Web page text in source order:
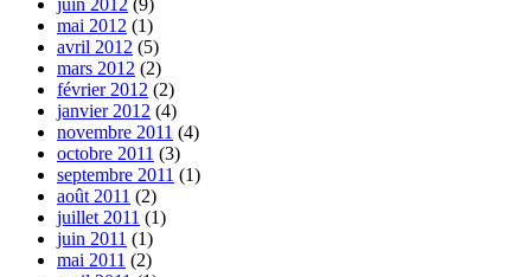
mai 2012 (1)
avril 2012 (5)
mars 2012 (2)
février 2012 (2)
janvier 2012 (4)
novembre 2011 (4)
octobre 2011 (3)
septembre 2011 (1)
août 2011 (2)
juillet 2011 (1)
juin 2011 (1)
mai 2011 (2)